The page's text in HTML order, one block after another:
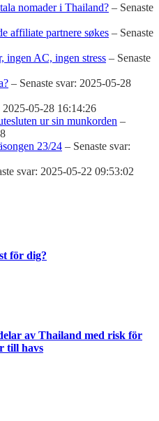
nomader i Thailand? – Senaste
affiliate partnere søkes – Senaste
ingen AC, ingen stress – Senaste
– Senaste svar: 2025-05-28
2025-05-28 16:14:26
ur sin munkorden –
23/24 – Senaste svar:
svar: 2025-05-22 09:53:02
för dig?
av Thailand med risk för
till havs